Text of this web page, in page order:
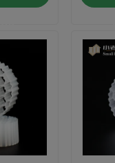
απόσπασμα
MBBR